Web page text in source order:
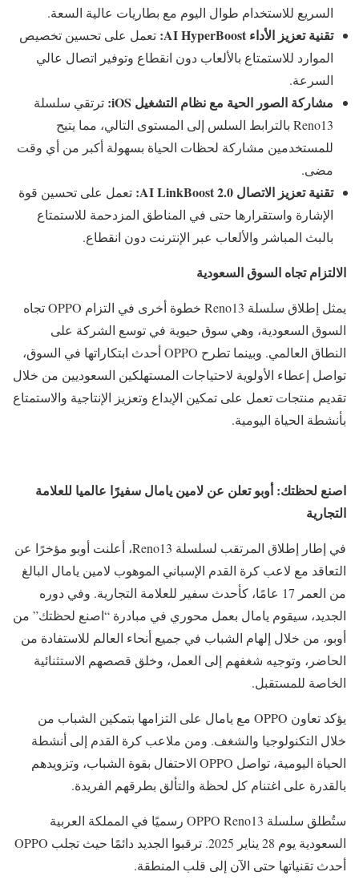
السريع للاستخدام طوال اليوم مع بطاريات عالية السعة.
تقنية تعزيز الأداء AI HyperBoost
: تعمل على تحسين تخصيص
الموارد للاستمتاع بالألعاب دون انقطاع وتوفير اتصال عالي
السرعة.
مشاركة الصور الحية مع نظام التشغيل iOS
: ترتقي سلسلة
Reno13 بالترابط السلس إلى المستوى التالي، مما يتيح
للمستخدمين مشاركة لحظات الحياة بسهولة أكبر من أي وقت
مضى.
تقنية تعزيز الاتصال AI LinkBoost 2.0
: تعمل على تحسين قوة
الإشارة واستقرارها حتى في المناطق المزدحمة للاستمتاع
بالبث المباشر والألعاب عبر الإنترنت دون انقطاع.
الالتزام تجاه السوق السعودية
يمثل إطلاق سلسلة Reno13 خطوة أخرى في التزام OPPO تجاه
السوق السعودية، وهي سوق حيوية في توسع الشركة على
النطاق العالمي. وبينما تطرح OPPO أحدث ابتكاراتها في السوق،
تواصل إعطاء الأولوية لاحتياجات المستهلكين السعوديين من خلال
تقديم منتجات تعمل على تمكين الإبداع وتعزيز الإنتاجية والاستمتاع
بأنشطة الحياة اليومية.
اصنع لحظتك: أوبو تعلن عن لامين يامال سفيرًا عالميا للعلامة
التجارية
في إطار إطلاق المرتقب لسلسلة Reno13، أعلنت أوبو مؤخرًا عن
التعاقد مع لاعب كرة القدم الإسباني الموهوب لامين يامال البالغ
من العمر 17 عامًا، كأحدث سفير للعلامة التجارية. وفي دوره
الجديد، سيقوم يامال بعمل محوري في مبادرة “اصنع لحظتك” من
أوبو، من خلال إلهام الشباب في جميع أنحاء العالم للاستفادة من
الحاضر، وتوجيه شغفهم إلى العمل، وخلق قصصهم الاستثنائية
الخاصة للمستقبل.
يؤكد تعاون OPPO مع يامال على التزامها بتمكين الشباب من
خلال التكنولوجيا والشغف. ومن ملاعب كرة القدم إلى أنشطة
الحياة اليومية، تواصل OPPO الاحتفال بقوة الشباب، وتزويدهم
بالقدرة على اغتنام كل لحظة والتألق بطرقهم الفريدة.
ستُطلق سلسلة OPPO Reno13 رسميًا في المملكة العربية
السعودية يوم 28 يناير 2025. ترقبوا الجديد دائمًا حيث تجلب OPPO
أحدث تقنياتها حتى الآن إلى قلب المنطقة.